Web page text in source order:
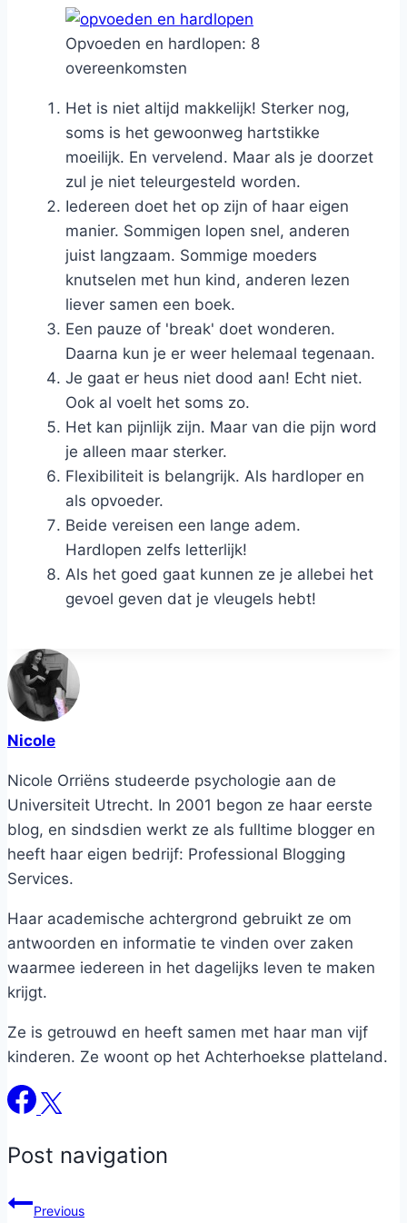
Opvoeden en hardlopen: 8
overeenkomsten
Het is niet altijd makkelijk! Sterker nog,
soms is het gewoonweg hartstikke
moeilijk. En vervelend. Maar als je doorzet
zul je niet teleurgesteld worden.
Iedereen doet het op zijn of haar eigen
manier. Sommigen lopen snel, anderen
juist langzaam. Sommige moeders
knutselen met hun kind, anderen lezen
liever samen een boek.
Een pauze of 'break' doet wonderen.
Daarna kun je er weer helemaal tegenaan.
Je gaat er heus niet dood aan! Echt niet.
Ook al voelt het soms zo.
Het kan pijnlijk zijn. Maar van die pijn word
je alleen maar sterker.
Flexibiliteit is belangrijk. Als hardloper en
als opvoeder.
Beide vereisen een lange adem.
Hardlopen zelfs letterlijk!
Als het goed gaat kunnen ze je allebei het
gevoel geven dat je vleugels hebt!
Nicole
Nicole Orriëns studeerde psychologie aan de
Universiteit Utrecht. In 2001 begon ze haar eerste
blog, en sindsdien werkt ze als fulltime blogger en
heeft haar eigen bedrijf: Professional Blogging
Services.
Haar academische achtergrond gebruikt ze om
antwoorden en informatie te vinden over zaken
waarmee iedereen in het dagelijks leven te maken
krijgt.
Ze is getrouwd en heeft samen met haar man vijf
kinderen. Ze woont op het Achterhoekse platteland.
Post navigation
Previous